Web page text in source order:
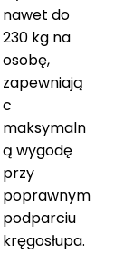
nawet do
230 kg na
osobę,
zapewniają
c
maksymaln
ą wygodę
przy
poprawnym
podparciu
kręgosłupa.